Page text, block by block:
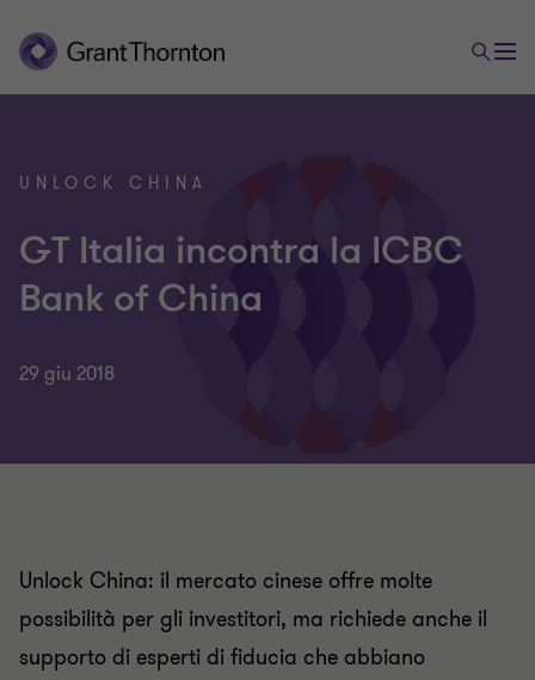
UNLOCK CHINA
GT Italia incontra la ICBC
Bank of China
29 giu 2018
Unlock China: il mercato cinese offre molte
possibilità per gli investitori, ma richiede anche il
supporto di esperti di fiducia che abbiano